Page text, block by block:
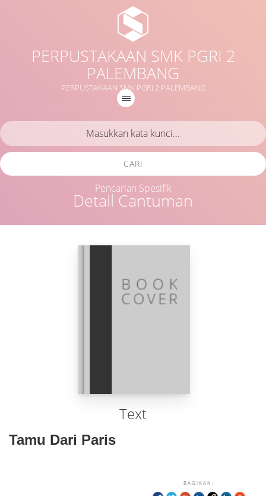
PERPUSTAKAAN SMK PGRI 2
PALEMBANG
PERPUSTAKAAN SMK PGRI 2 PALEMBANG
Detail Cantuman
CARI
Pencarian Spesifik
Text
Tamu Dari Paris
BAGIKAN: